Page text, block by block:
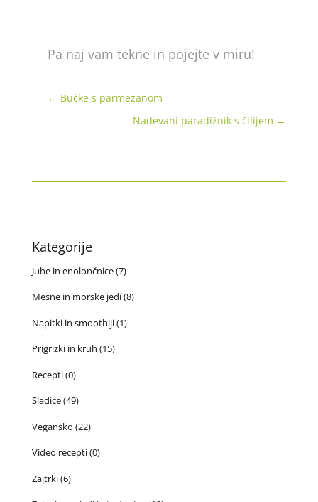
Pa naj vam tekne in pojejte v miru!
← Bučke s parmezanom
Nadevani paradižnik s čilijem →
Kategorije
Juhe in enolončnice(7)
Mesne in morske jedi(8)
Napitki in smoothiji(1)
Prigrizki in kruh (15)
Recepti(0)
Sladice(49)
Vegansko (22)
Video recepti(0)
Zajtrki(6)